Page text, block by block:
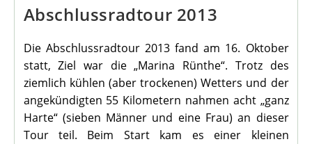
Abschlussradtour 2013
Die Abschlussradtour 2013 fand am 16. Oktober
statt, Ziel war die „Marina Rünthe“. Trotz des
ziemlich kühlen (aber trockenen) Wetters und der
angekündigten 55 Kilometern nahmen acht „ganz
Harte“ (sieben Männer und eine Frau) an dieser
Tour teil. Beim Start kam es einer kleinen